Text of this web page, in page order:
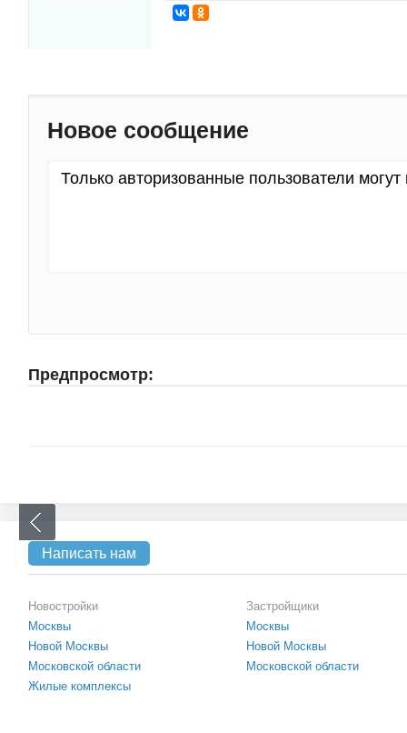
Новое сообщение
Предпросмотр:
Написать нам
Новостройки
Москвы
Новой Москвы
Московской области
Жилые комплексы
Застройщики
Москвы
Новой Москвы
Московской области